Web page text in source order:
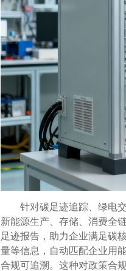
针对碳足迹追踪、绿电
新能源生产、存储、消费全
足迹报告，助力企业满足碳
量等信息，自动匹配企业用
合规可追溯。这种对政策合